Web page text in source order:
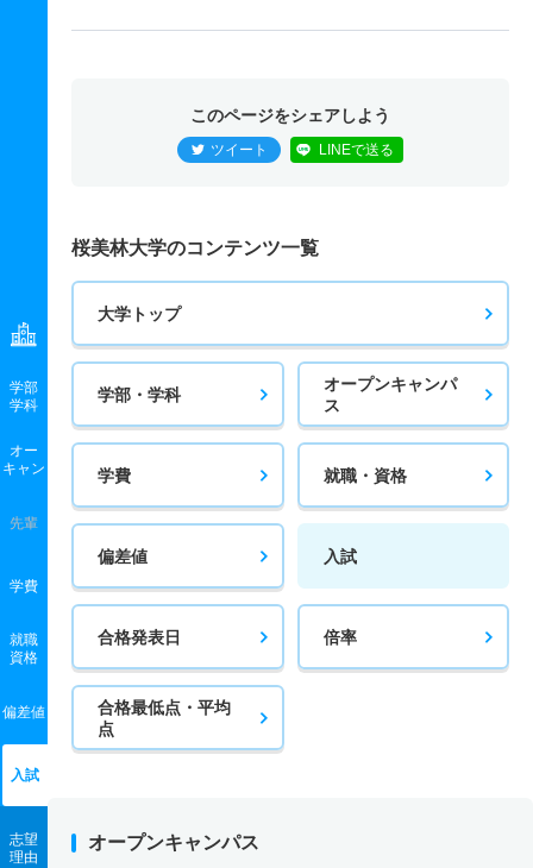
学部
学科
オー
キャン
先輩
学費
就職
資格
偏差値
入試
志望
理由
このページをシェアしよう
ツイート LINEで送る
桜美林大学のコンテンツ一覧
大学トップ
学部・学科
オープンキャンパ
ス
学費 就職・資格
偏差値 入試
合格発表日 倍率
合格最低点・平均
点
オープンキャンパス